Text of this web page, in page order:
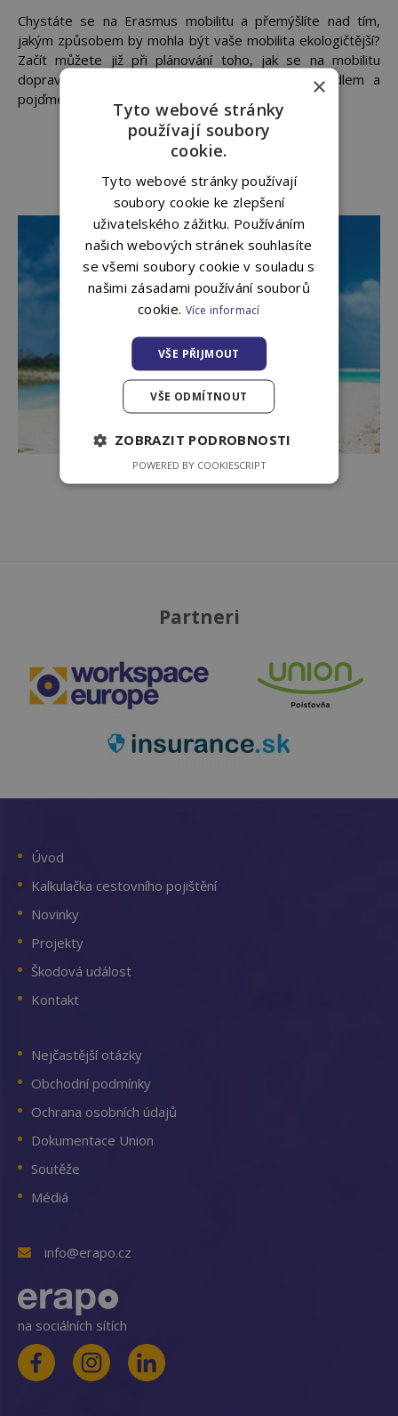
Chystáte se na Erasmus mobilitu a přemýšlíte nad tím,
jakým způsobem by mohla být vaše mobilita ekologičtější?
Začít můžete již při plánování toho, jak se na mobilitu
dopravíte. Zapomeňme tentokrát na cestu letadlem a
pojďme se podívat na jiné možnosti...
Kalkulačka cestovního
pojištění
VYPOČÍTAT POJIŠTĚNÍ
Partneri
Úvod
Kalkulačka cestovního pojištění
Novinky
Projekty
Škodová událost
Kontakt
Nejčastější otázky
Obchodní podmínky
Ochrana osobních údajů
Dokumentace Union
Soutěže
Médiá
info@erapo.cz
na sociálních sítích
×
Tyto webové stránky
používají soubory
cookie.
Tyto webové stránky používají
soubory cookie ke zlepšení
uživatelského zážitku. Používáním
našich webových stránek souhlasíte
se všemi soubory cookie v souladu s
našimi zásadami používání souborů
cookie. Více informací
VŠE PŘIJMOUT
VŠE ODMÍTNOUT
ZOBRAZIT PODROBNOSTI
POWERED BY COOKIESCRIPT